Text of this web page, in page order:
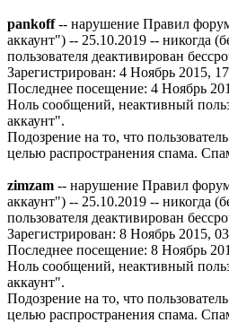
pankoff-- нарушение Правил
аккаунт") -- 25.10.2019 -- никогда
пользователя деактивирован
Зарегистрирован: 4 Ноябрь 2015,
Последнее посещение: 4 Ноябрь
Ноль сообщений, неактивный
аккаунт".
Подозрение на то, что
целью распространения спама.
zimzam -- нарушение Правил
аккаунт") -- 25.10.2019 -- никогда
пользователя деактивирован
Зарегистрирован: 8 Ноябрь 2015,
Последнее посещение: 8 Ноябрь
Ноль сообщений, неактивный
аккаунт".
Подозрение на то, что
целью распространения спама.